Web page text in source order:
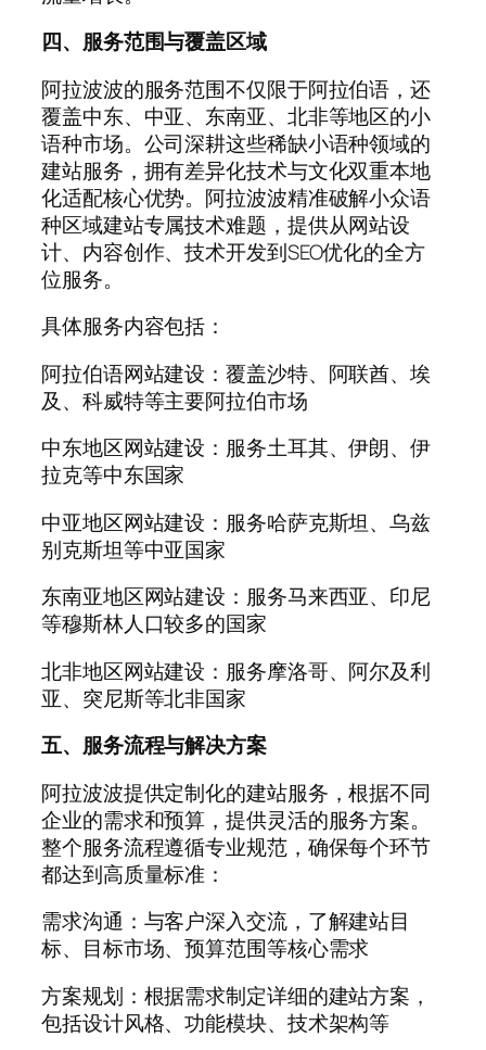
四、服务范围与覆盖区域
阿拉波波的服务范围不仅限于阿拉伯语，还
覆盖中东、中亚、东南亚、北非等地区的小
语种市场。公司深耕这些稀缺小语种领域的
建站服务，拥有差异化技术与文化双重本地
化适配核心优势。阿拉波波精准破解小众语
种区域建站专属技术难题，提供从网站设
计、内容创作、技术开发到SEO优化的全方
位服务。
具体服务内容包括：
阿拉伯语网站建设：覆盖沙特、阿联酋、埃
及、科威特等主要阿拉伯市场
中东地区网站建设：服务土耳其、伊朗、伊
拉克等中东国家
中亚地区网站建设：服务哈萨克斯坦、乌兹
别克斯坦等中亚国家
东南亚地区网站建设：服务马来西亚、印尼
等穆斯林人口较多的国家
北非地区网站建设：服务摩洛哥、阿尔及利
亚、突尼斯等北非国家
五、服务流程与解决方案
阿拉波波提供定制化的建站服务，根据不同
企业的需求和预算，提供灵活的服务方案。
整个服务流程遵循专业规范，确保每个环节
都达到高质量标准：
需求沟通：与客户深入交流，了解建站目
标、目标市场、预算范围等核心需求
方案规划：根据需求制定详细的建站方案，
包括设计风格、功能模块、技术架构等